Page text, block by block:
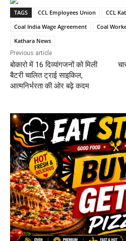
TAGS CCL Employees Union CCL
Coal India Wage Agreement
Coal
Kathara News
Previous article
बोकारो में 16 दिव्यांगजनों को मिली
बैटरी चालित ट्राई साइकिल,
आत्मनिर्भरता की ओर बढ़े कदम